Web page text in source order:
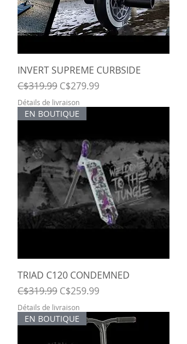
INVERT SUPREME CURBSIDE
Regular Price
C$319.99 Sale Price
C$279.99
Détails de livraison
EN BOUTIQUE
TRIAD C120 CONDEMNED
Regular Price
C$319.99 Sale Price
C$259.99
Détails de livraison
EN BOUTIQUE